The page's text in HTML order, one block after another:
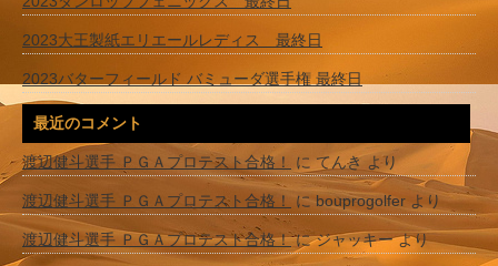
2023大王製紙エリエールレディス 最終日
2023バターフィールド バミューダ選手権 最終日
最近のコメント
渡辺健斗選手 ＰＧＡプロテスト合格！ にてんきより
渡辺健斗選手 ＰＧＡプロテスト合格！ にbouprogolfer より
渡辺健斗選手 ＰＧＡプロテスト合格！にジャッキーより